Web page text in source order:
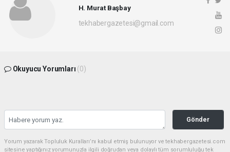
H. Murat Başbay
tekhabergazetesi@gmail.com
Okuyucu Yorumları (0)
Gönder
Yorum yazarak Topluluk Kuralları’nı kabul etmiş bulunuyor ve tekhabergazetesi.com
sitesine yaptığınız yorumunuzla ilgili doğrudan veya dolaylı tüm sorumluluğu tek